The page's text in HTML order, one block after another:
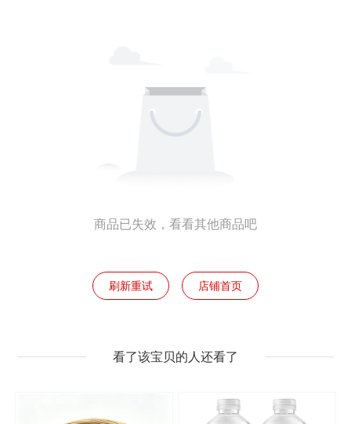
商品已失效，看看其他商品吧
刷新重试 店铺首页
看了该宝贝的人还看了